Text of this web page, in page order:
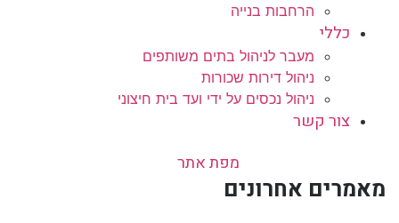
הרחבות בנייה
כללי
מעבר לניהול בתים משותפים
ניהול דירות שכורות
ניהול נכסים על ידי ועד בית חיצוני
צור קשר
מפת אתר
מאמרים אחרונים